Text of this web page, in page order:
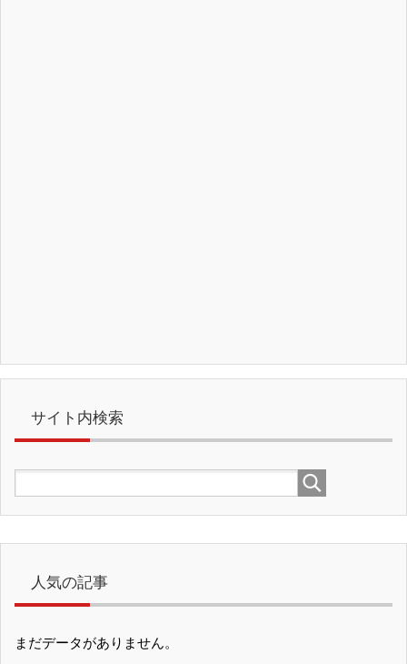
サイト内検索
人気の記事
まだデータがありません。